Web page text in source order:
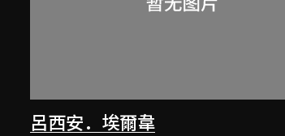
呂西安．埃爾韋